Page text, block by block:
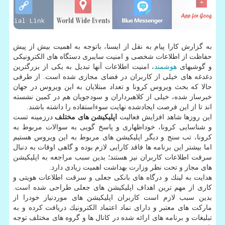
به گزارش كارا پیام به نقل از ایسنا، باتوجه به اهمیت بیش از پیش
حفاظت از اطلاعات شخصی و امنیت سایبری دستگاه های الكترونیكی
و گوشیهای هوشمند، امنیت اطلاعات آنها تبدیل به یكی از بزرگترین
دغدغه های خیلی از كاربران در فضای مجازی شده است. از طرفی
حالا كه بحث ویروس كرونا و تعداد مبتلایان به این ویروس در جهان
خبرساز شده، خیلی از كلاهبرداران و سودجویان هم در كمین نشسته
اند تا از این فرصت ایجادشده نهایت سوءاستفاده را داشته باشند.
این روزها شاهد افزایش فعالیت
اپلیكیشن های مختلف درزمینه تست
و شناسایی كرونا، خوداظهاری و پاسخ گویی به سوالات مربوط به
كرونا، تب سنج و دیگر اپلیكیشن های مربوط به این ویروس هستیم
اما بیشتر این برنامه ها فاقد كارایی لازم بوده و گاهی اوقات به دنبال
سرقت اطلاعات كاربران نیز هستند؛ بدین سبب مراجعه به اپلیكیشن
های مجاز و تحت نظر وزارت بهداشت اهمیت زیادی دارد.
هدایت به لینك و درگاه های بانكی جعلی و سرقت اطلاعات هویتی و
كاری از مهم ترین اهداف اپلیكیشن های جعلی طراحی شده است.
بدین سبب لازم است كاربران اپلیكیشن های موردنیاز خودرا از
ماركت های معتبر و دارای نماد اعتماد الكترونیك دریافت كرده و به
تبلیغات و برنامه های ارائه شده در كانال ها و گروه های مختلف توجه